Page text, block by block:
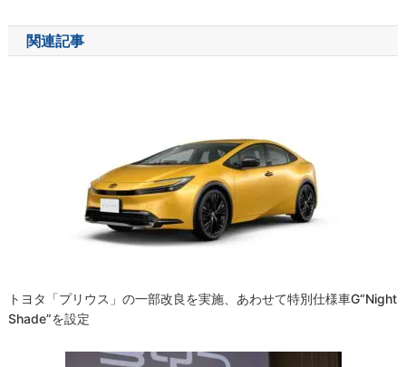
ナ
ビ
関連記事
トヨタ「プリウス」の一部改良を実施、あわせて特別仕様車G“Night
Shade”を設定